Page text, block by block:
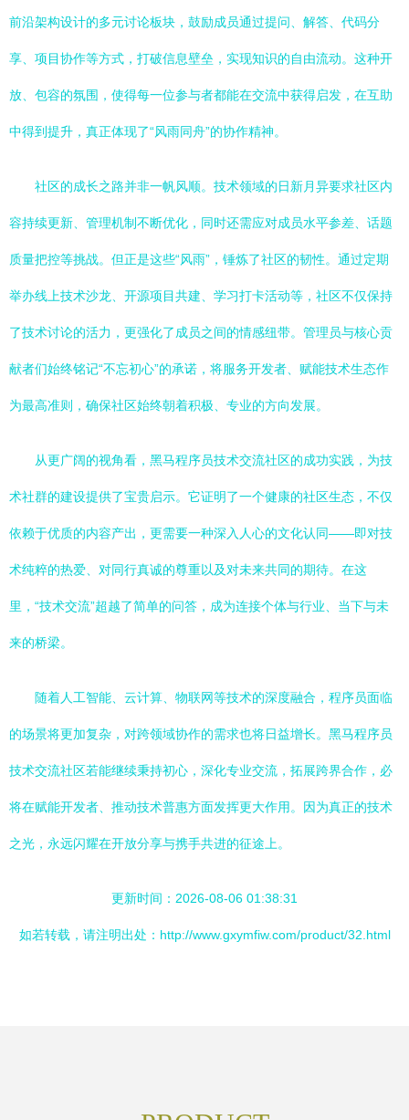
前沿架构设计的多元讨论板块，鼓励成员通过提问、解答、代码分
享、项目协作等方式，打破信息壁垒，实现知识的自由流动。这种开
放、包容的氛围，使得每一位参与者都能在交流中获得启发，在互助
中得到提升，真正体现了“风雨同舟”的协作精神。
社区的成长之路并非一帆风顺。技术领域的日新月异要求社区内
容持续更新、管理机制不断优化，同时还需应对成员水平参差、话题
质量把控等挑战。但正是这些“风雨”，锤炼了社区的韧性。通过定期
举办线上技术沙龙、开源项目共建、学习打卡活动等，社区不仅保持
了技术讨论的活力，更强化了成员之间的情感纽带。管理员与核心贡
献者们始终铭记“不忘初心”的承诺，将服务开发者、赋能技术生态作
为最高准则，确保社区始终朝着积极、专业的方向发展。
从更广阔的视角看，黑马程序员技术交流社区的成功实践，为技
术社群的建设提供了宝贵启示。它证明了一个健康的社区生态，不仅
依赖于优质的内容产出，更需要一种深入人心的文化认同——即对技
术纯粹的热爱、对同行真诚的尊重以及对未来共同的期待。在这
里，“技术交流”超越了简单的问答，成为连接个体与行业、当下与未
来的桥梁。
随着人工智能、云计算、物联网等技术的深度融合，程序员面临
的场景将更加复杂，对跨领域协作的需求也将日益增长。黑马程序员
技术交流社区若能继续秉持初心，深化专业交流，拓展跨界合作，必
将在赋能开发者、推动技术普惠方面发挥更大作用。因为真正的技术
之光，永远闪耀在开放分享与携手共进的征途上。
更新时间：2026-08-06 01:38:31
如若转载，请注明出处：http://www.gxymfiw.com/product/32.html